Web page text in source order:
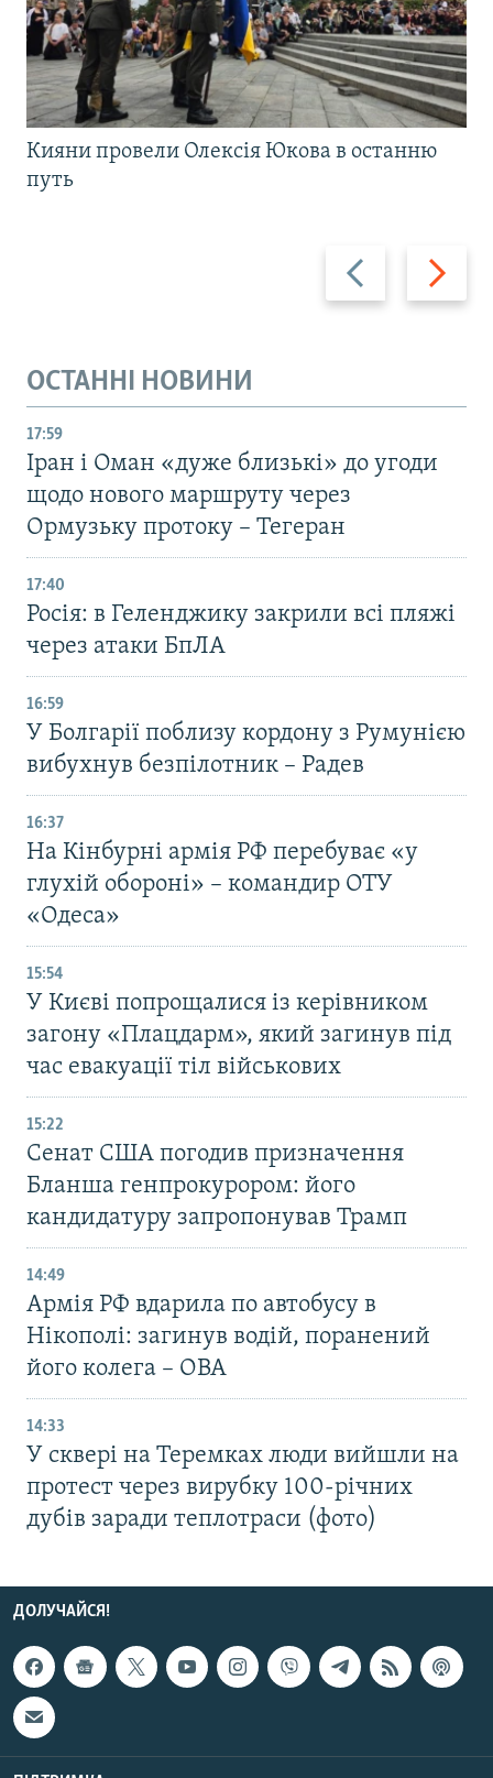
Назад Вперед
Кияни провели Олексія Юкова в останню
путь
ОСТАННІ НОВИНИ
17:59
Іран і Оман «дуже близькі» до угоди
щодо нового маршруту через
Ормузьку протоку – Тегеран
17:40
Росія: в Геленджику закрили всі пляжі
через атаки БпЛА
16:59
У Болгарії поблизу кордону з Румунією
вибухнув безпілотник – Радев
16:37
На Кінбурні армія РФ перебуває «у
глухій обороні» – командир ОТУ
«Одеса»
15:54
У Києві попрощалися із керівником
загону «Плацдарм», який загинув під
час евакуації тіл військових
15:22
Сенат США погодив призначення
Бланша генпрокурором: його
кандидатуру запропонував Трамп
14:49
Армія РФ вдарила по автобусу в
Нікополі: загинув водій, поранений
його колега – ОВА
14:33
У сквері на Теремках люди вийшли на
протест через вирубку 100-річних
дубів заради теплотраси (фото)
ДОЛУЧАЙСЯ!